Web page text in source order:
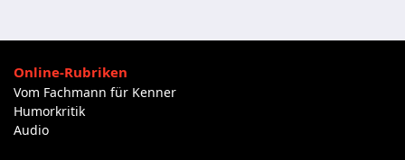
Online-Rubriken
Vom Fachmann für Kenner
Humorkritik
Audio